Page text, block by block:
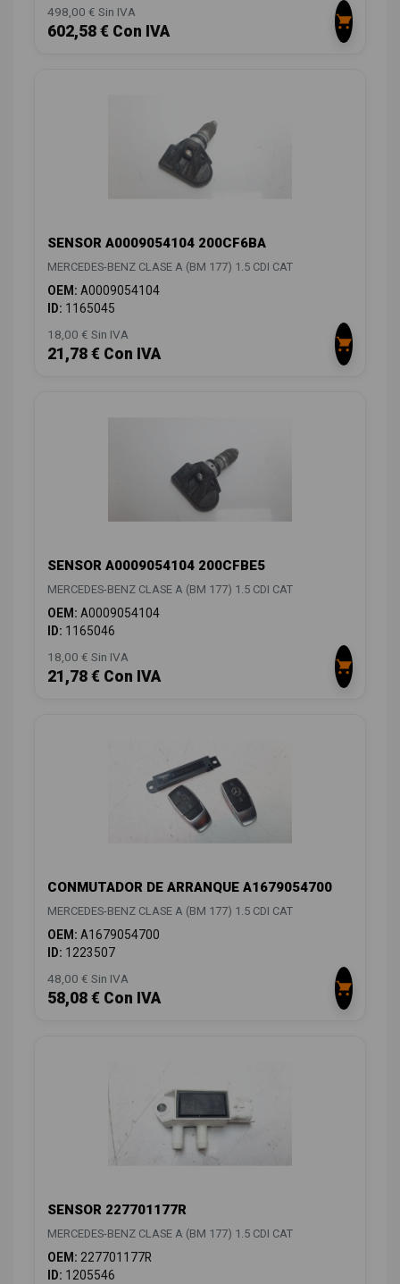
498,00 € Sin IVA
602,58 € Con IVA
SENSOR A0009054104 200CF6BA
MERCEDES-BENZ CLASE A (BM 177) 1.5 CDI CAT
OEM: A0009054104
ID: 1165045
18,00 € Sin IVA
21,78 € Con IVA
SENSOR A0009054104 200CFBE5
MERCEDES-BENZ CLASE A (BM 177) 1.5 CDI CAT
OEM: A0009054104
ID: 1165046
18,00 € Sin IVA
21,78 € Con IVA
CONMUTADOR DE ARRANQUE A1679054700
MERCEDES-BENZ CLASE A (BM 177) 1.5 CDI CAT
OEM: A1679054700
ID: 1223507
48,00 € Sin IVA
58,08 € Con IVA
SENSOR 227701177R
MERCEDES-BENZ CLASE A (BM 177) 1.5 CDI CAT
OEM: 227701177R
ID: 1205546